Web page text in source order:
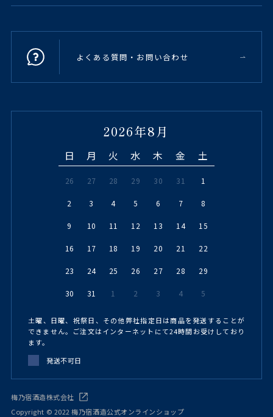
よくある質問・お問い合わせ
2026年8月
日 月 火 水 木 金 土
26 27 28 29 30 31 1
2 3 4 5 6 7 8
9 10 11 12 13 14 15
16 17 18 19 20 21 22
23 24 25 26 27 28 29
30 31 1 2 3 4 5
土曜、日曜、祝祭日、その他弊社指定日は商品を発送することが
できません。ご注文はインターネットにて24時間お受けしており
ます。
発送不可日
梅乃宿酒造株式会社
Copyright © 2022 梅乃宿酒造公式オンラインショップ